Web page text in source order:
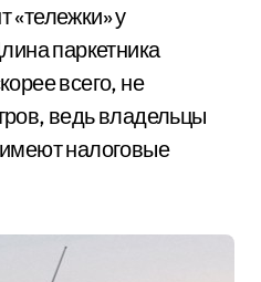
«тележки» у
паркетника
всего, не
ведь владельцы
налоговые